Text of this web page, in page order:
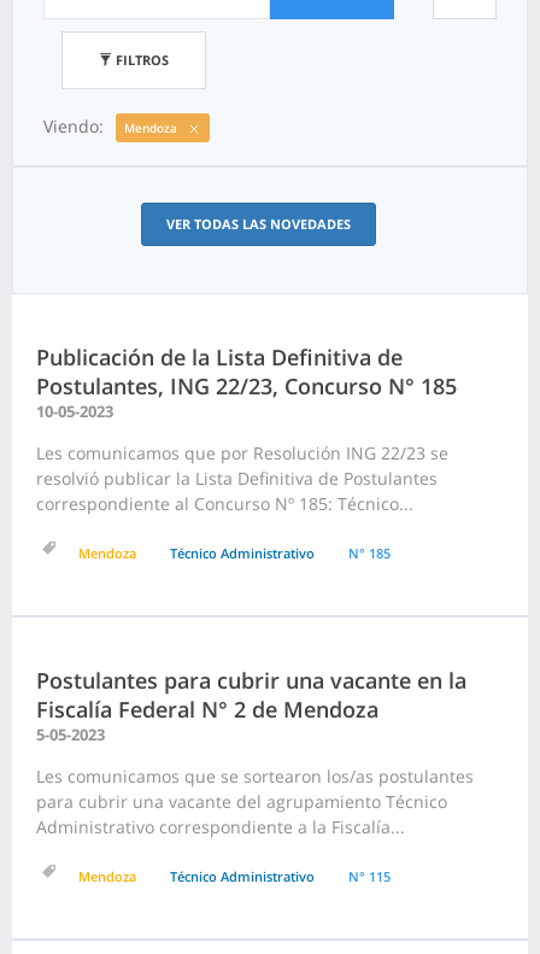
FILTROS
Viendo: Mendoza
VER TODAS LAS NOVEDADES
Publicación de la Lista Definitiva de
Postulantes, ING 22/23, Concurso N° 185
10-05-2023
Les comunicamos que por Resolución ING 22/23 se
resolvió publicar la Lista Definitiva de Postulantes
correspondiente al Concurso Nº 185: Técnico...
Mendoza Técnico Administrativo N° 185
Postulantes para cubrir una vacante en la
Fiscalía Federal N° 2 de Mendoza
5-05-2023
Les comunicamos que se sortearon los/as postulantes
para cubrir una vacante del agrupamiento Técnico
Administrativo correspondiente a la Fiscalía...
Mendoza Técnico Administrativo N° 115